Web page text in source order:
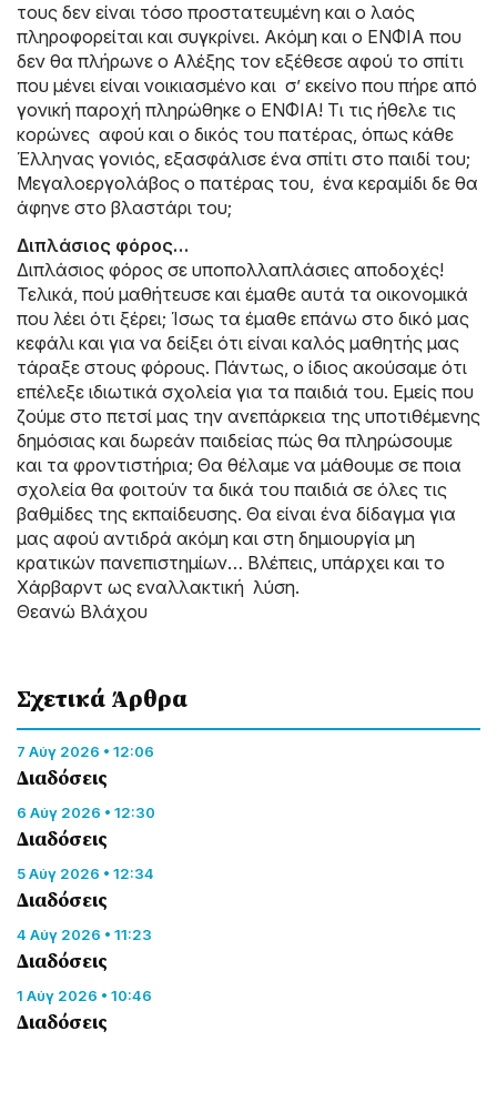
τους δεν είναι τόσο προστατευμένη και ο λαός
πληροφορείται και συγκρίνει. Ακόμη και ο ΕΝΦΙΑ που
δεν θα πλήρωνε ο Αλέξης τον εξέθεσε αφού το σπίτι
που μένει είναι νοικιασμένο και σ’ εκείνο που πήρε από
γονική παροχή πληρώθηκε ο ΕΝΦΙΑ! Τι τις ήθελε τις
κορώνες αφού και ο δικός του πατέρας, όπως κάθε
Έλληνας γονιός, εξασφάλισε ένα σπίτι στο παιδί του;
Μεγαλοεργολάβος ο πατέρας του, ένα κεραμίδι δε θα
άφηνε στο βλαστάρι του;
Διπλάσιος φόρος…
Διπλάσιος φόρος σε υποπολλαπλάσιες αποδοχές!
Τελικά, πού μαθήτευσε και έμαθε αυτά τα οικονομικά
που λέει ότι ξέρει; Ίσως τα έμαθε επάνω στο δικό μας
κεφάλι και για να δείξει ότι είναι καλός μαθητής μας
τάραξε στους φόρους. Πάντως, ο ίδιος ακούσαμε ότι
επέλεξε ιδιωτικά σχολεία για τα παιδιά του. Εμείς που
ζούμε στο πετσί μας την ανεπάρκεια της υποτιθέμενης
δημόσιας και δωρεάν παιδείας πώς θα πληρώσουμε
και τα φροντιστήρια; Θα θέλαμε να μάθουμε σε ποια
σχολεία θα φοιτούν τα δικά του παιδιά σε όλες τις
βαθμίδες της εκπαίδευσης. Θα είναι ένα δίδαγμα για
μας αφού αντιδρά ακόμη και στη δημιουργία μη
κρατικών πανεπιστημίων… Βλέπεις, υπάρχει και το
Χάρβαρντ ως εναλλακτική λύση.
Θεανώ Βλάχου
Σχετικά Άρθρα
7 Αύγ 2026 • 12:06
Διαδόσεις
6 Αύγ 2026 • 12:30
Διαδόσεις
5 Αύγ 2026 • 12:34
Διαδόσεις
4 Αύγ 2026 • 11:23
Διαδόσεις
1 Αύγ 2026 • 10:46
Διαδόσεις